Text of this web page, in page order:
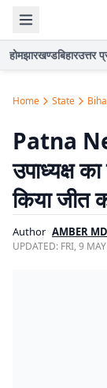
होमझारखण्डबिहारउत्तर
Home State
Patna
उपाध्यक्ष
किया जीत
Author AMBER MD
UPDATED: FRI, 9